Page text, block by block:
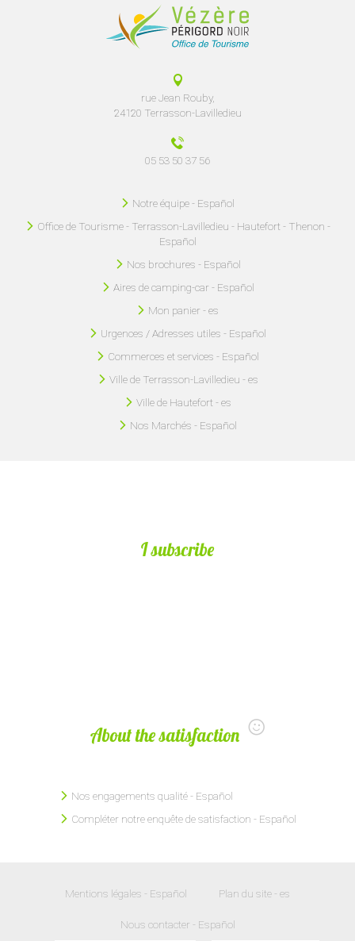
rue Jean Rouby,
24120 Terrasson-Lavilledieu
05 53 50 37 56
Notre équipe - Español
Office de Tourisme - Terrasson-Lavilledieu - Hautefort - Thenon -
Español
Nos brochures - Español
Aires de camping-car - Español
Mon panier - es
Urgences / Adresses utiles - Español
Commerces et services - Español
Ville de Terrasson-Lavilledieu - es
Ville de Hautefort - es
Nos Marchés - Español
I subscribe
About the satisfaction
Nos engagements qualité - Español
Compléter notre enquête de satisfaction - Español
Mentions légales - Español Plan du site - es
Nous contacter - Español